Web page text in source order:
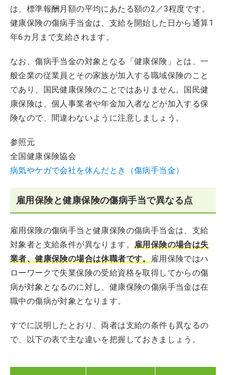
は、標準報酬月額の平均にあたる額の2／3程度です。
健康保険の傷病手当金は、支給を開始した日から通算1
年6カ月まで支給されます。
なお、傷病手当金の対象となる「健康保険」とは、一
般企業の従業員とその家族が加入する職域保険のこと
であり、国民健康保険のことではありません。国民健
康保険は、個人事業者や年金加入者などが加入する保
険なので、間違わないように注意しましょう。
参照元
全国健康保険協会
病気やケガで会社を休んだとき（傷病手当金）
雇用保険と健康保険の傷病手当で異なる点
雇用保険の傷病手当と健康保険の傷病手当金は、支給
対象者と支給条件が異なります。 雇用保険の場合は失
業者、健康保険の場合は休職者です。雇用保険ではハ
ローワークで失業保険の受給資格を取得してからの傷
病が対象となるのに対し、健康保険の傷病手当金は在
職中の傷病が対象となります。
すでに説明したとおり、両者は支給の条件も異なるの
で、以下の表で主な違いを把握しておきましょう。